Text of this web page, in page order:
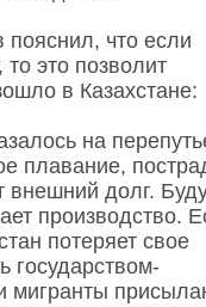
что если
это позволит
в Казахстане:
на
плавание,
внешний долг.
производство.
потеряет свое
государством-
мигранты